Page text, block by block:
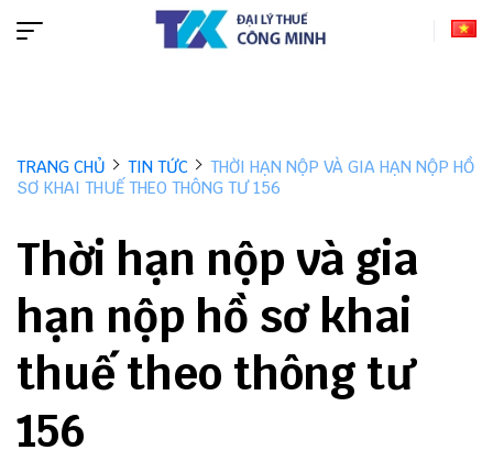
TRANG CHỦ TIN TỨC
THỜI HẠN NỘP VÀ GIA HẠN NỘP HỒ
SƠ KHAI THUẾ THEO THÔNG TƯ 156
Thời hạn nộp và gia
hạn nộp hồ sơ khai
thuế theo thông tư
156